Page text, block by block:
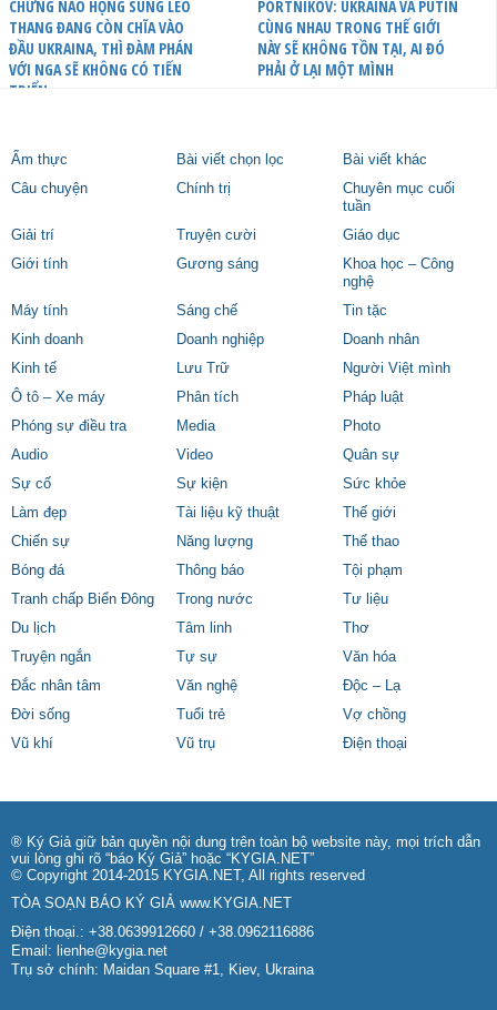
CHỪNG NÀO HỌNG SÚNG LEO
THANG ĐANG CÒN CHĨA VÀO
ĐẦU UKRAINA, THÌ ĐÀM PHÁN
VỚI NGA SẼ KHÔNG CÓ TIẾN
TRIỂN
PORTNIKOV: UKRAINA VÀ PUTIN
CÙNG NHAU TRONG THẾ GIỚI
NÀY SẼ KHÔNG TỒN TẠI, AI ĐÓ
PHẢI Ở LẠI MỘT MÌNH
Ẩm thực Bài viết chọn lọc
Bài viết khác
Câu chuyện
Chính trị
Chuyên mục cuối
tuần
Giải trí
Truyện cười
Giáo dục
Giới tính
Gương sáng
Khoa học – Công
nghệ
Máy tính
Sáng chế
Tin tặc
Kinh doanh
Doanh nghiệp
Doanh nhân
Kinh tế
Lưu Trữ
Người Việt mình
Ô tô – Xe máy
Phân tích
Pháp luật
Phóng sự điều tra
Media
Photo
Audio
Video
Quân sự
Sự cố
Sự kiện
Sức khỏe
Làm đẹp
Tài liệu kỹ thuật
Thế giới
Chiến sự
Năng lượng
Thể thao
Bóng đá
Thông báo
Tội phạm
Tranh chấp Biển Đông
Trong nước
Tư liệu
Du lịch
Tâm linh
Thơ
Truyện ngắn
Tự sự
Văn hóa
Đắc nhân tâm
Văn nghệ
Độc – Lạ
Đời sống
Tuổi trẻ
Vợ chồng
Vũ khí
Vũ trụ Điện thoại
® Ký Giả giữ bản quyền nội dung trên toàn bộ website này, mọi trích dẫn
vui lòng ghi rõ “báo Ký Giả” hoặc “KYGIA.NET”
© Copyright 2014-2015 KYGIA.NET, All rights reserved
TÒA SOẠN BÁO KÝ GIẢ www.KYGIA.NET
Điện thoại.: +38.0639912660 / +38.0962116886
Email: lienhe@kygia.net
Trụ sở chính: Maidan Square #1, Kiev, Ukraina